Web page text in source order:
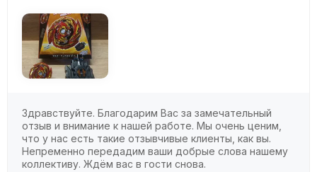
Здравствуйте. Благодарим Вас за замечательный
отзыв и внимание к нашей работе. Мы очень ценим,
что у нас есть такие отзывчивые клиенты, как вы.
Непременно передадим ваши добрые слова нашему
коллективу. Ждём вас в гости снова.